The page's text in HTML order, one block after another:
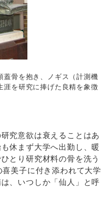
蓋骨を抱き、ノギス（計測機
涯を研究に捧げた良精を象徴
究意欲は衰えることはあ
休まず大学へ出勤し、暖
とり研究材料の骨を洗う
美子に付き添われて大学
、いつしか「仙人」と呼